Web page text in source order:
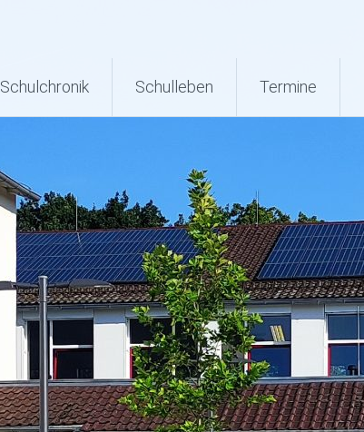
Schulchronik Schulleben Termine